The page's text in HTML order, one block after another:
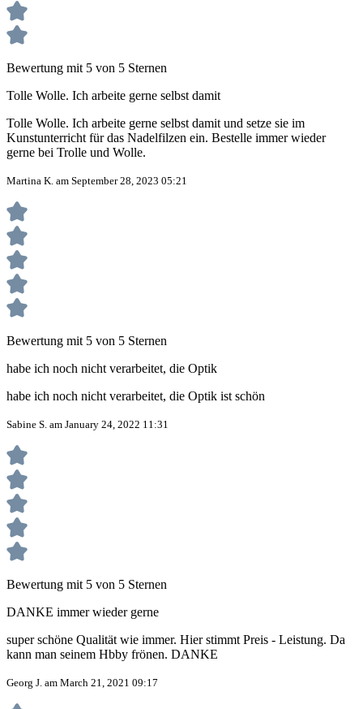
Bewertung mit 5 von 5 Sternen
Tolle Wolle. Ich arbeite gerne selbst damit
Tolle Wolle. Ich arbeite gerne selbst damit und setze sie im
Kunstunterricht für das Nadelfilzen ein. Bestelle immer wieder
gerne bei Trolle und Wolle.
Martina K. am September 28, 2023 05:21
Bewertung mit 5 von 5 Sternen
habe ich noch nicht verarbeitet, die Optik
habe ich noch nicht verarbeitet, die Optik ist schön
Sabine S. am January 24, 2022 11:31
Bewertung mit 5 von 5 Sternen
DANKE immer wieder gerne
super schöne Qualität wie immer. Hier stimmt Preis - Leistung. Da
kann man seinem Hbby frönen. DANKE
Georg J. am March 21, 2021 09:17